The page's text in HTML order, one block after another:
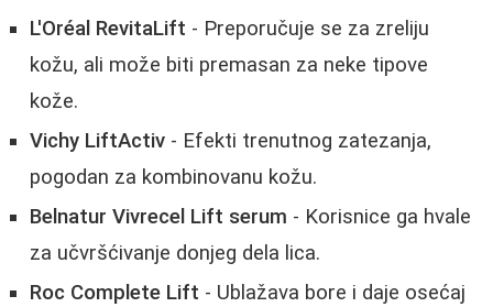
L'Oréal RevitaLift - Preporučuje se za zreliju
kožu, ali može biti premasan za neke tipove
kože.
Vichy LiftActiv - Efekti trenutnog zatezanja,
pogodan za kombinovanu kožu.
Belnatur Vivrecel Lift serum - Korisnice ga hvale
za učvršćivanje donjeg dela lica.
Roc Complete Lift - Ublažava bore i daje osećaj